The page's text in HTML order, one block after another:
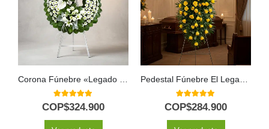
5.00out of 5
COP$324.900 5.00out of 5
COP$284.900